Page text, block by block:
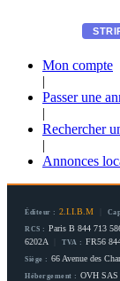
Mon compte
|
Passer une
|
Rechercher
|
Annonces
Éditeur : 2.I.I.B.M
RCS : Paris B 844 713
6202A TVA : FR56
Siège : 66 Avenue des
Hébergement : OVH SAS